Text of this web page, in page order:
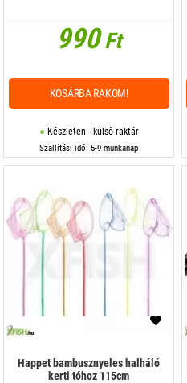
990Ft
Készleten - külső raktár
Szállítási idő: 5-9 munkanap
KOSÁRBA RAKOM!
Happet bambusznyeles halháló
kerti tóhoz 115cm